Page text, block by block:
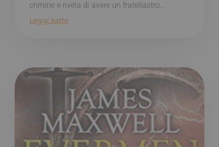
crimine e rivela di avere un fratellastro...
Leggi tutto